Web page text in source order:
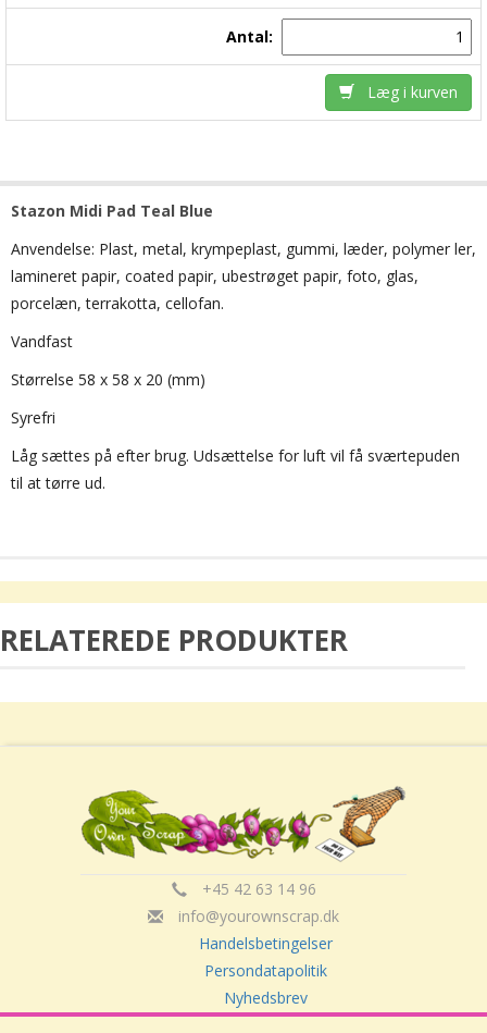
Antal:
Læg i kurven
Stazon Midi Pad Teal Blue
Anvendelse: Plast, metal, krympeplast, gummi, læder, polymer ler,
lamineret papir, coated papir, ubestrøget papir, foto, glas,
porcelæn, terrakotta, cellofan.
Vandfast
Størrelse 58 x 58 x 20 (mm)
Syrefri
Låg sættes på efter brug. Udsættelse for luft vil få sværtepuden
til at tørre ud.
RELATEREDE PRODUKTER
+45 42 63 14 96
info@yourownscrap.dk
Handelsbetingelser
Persondatapolitik
Nyhedsbrev